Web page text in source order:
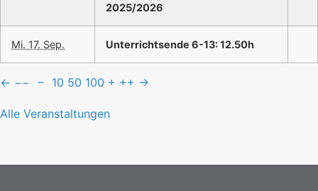
2025/2026
Mi. 17. Sep. Unterrichtsende 6-13: 12.50h
← −− − 10 50 100 + ++ →
Alle Veranstaltungen